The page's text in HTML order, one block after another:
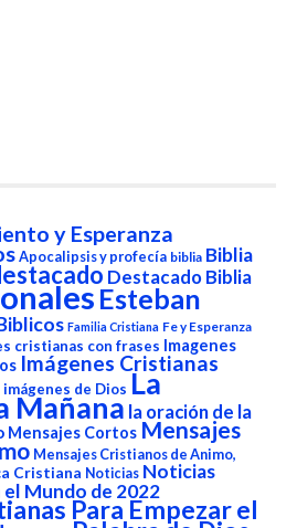
y Esperanza
Apocalipsis y profecía biblia Biblia
Destacado Biblia
Esteban
Familia Cristiana Fe y Esperanza
cristianas con frases Imagenes
Imágenes Cristianas
imágenes de Dios La
Mañana la oración de la
Mensajes Cortos Mensajes
Mensajes Cristianos de Animo,
Cristiana Noticias Noticias
Mundo de 2022
Para Empezar el